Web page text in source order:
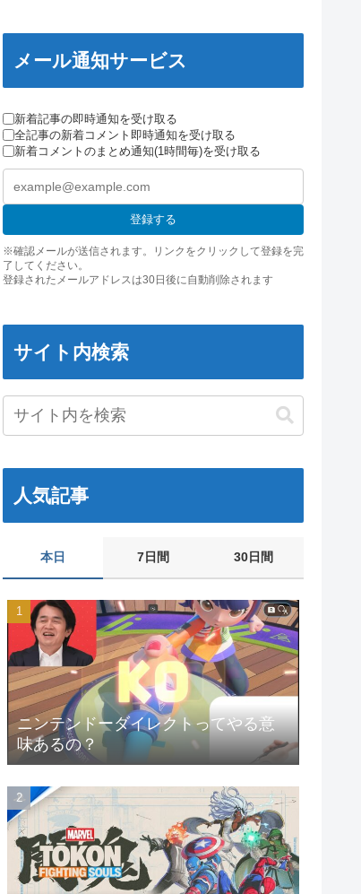
メール通知サービス
新着記事の即時通知を受け取る
全記事の新着コメント即時通知を受け取る
新着コメントのまとめ通知(1時間毎)を受け取る
登録する
※確認メールが送信されます。リンクをクリックして登録を完
了してください。
登録されたメールアドレスは30日後に自動削除されます
サイト内検索
人気記事
本日 7日間 30日間
ニンテンドーダイレクトってやる意
味あるの？